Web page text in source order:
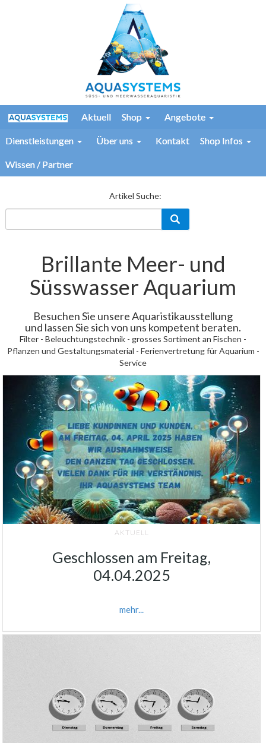
Aktuell Shop Angebote
Dienstleistungen Über uns Kontakt Shop Infos
Wissen / Partner
Artikel Suche:
Brillante Meer- und
Süsswasser Aquarium
Besuchen Sie unsere Aquaristikausstellung
und lassen Sie sich von uns kompetent beraten.
Filter - Beleuchtungstechnik - grosses Sortiment an Fischen -
Pflanzen und Gestaltungsmaterial - Ferienvertretung für Aquarium -
Service
AKTUELL
Geschlossen am Freitag,
04.04.2025
mehr...